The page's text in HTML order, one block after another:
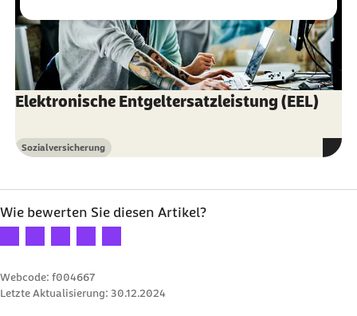
Elektronische Entgeltersatzleistung (EEL)
Kategorie
Sozialversicherung
Wie bewerten Sie diesen Artikel?
Ihre Bewertung: 1 Stern
Ihre Bewertung: 2 Sterne
Ihre Bewertung: 3 Sterne
Ihre Bewertung: 4 Sterne
Ihre Bewertung: 5 Sterne
Webcode: f004667
Letzte Aktualisierung: 30.12.2024